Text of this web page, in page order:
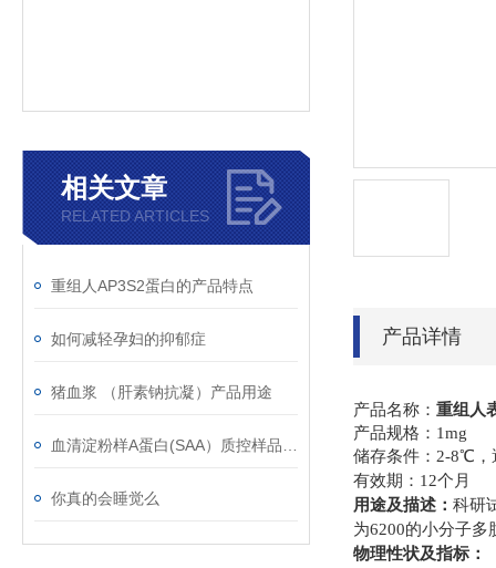
相关文章
RELATED ARTICLES
重组人AP3S2蛋白的产品特点
如何减轻孕妇的抑郁症
猪血浆 （肝素钠抗凝）产品用途
你真的会睡觉么
产品详情
产品名称： 重组人
产品规格：
储存条件： 2-8℃，
有效期： 12个月
用途及描述： 科研
为6200的小分子
物理性状及指标：